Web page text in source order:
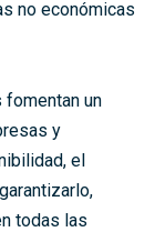
no económicas
un
y
el
todas las